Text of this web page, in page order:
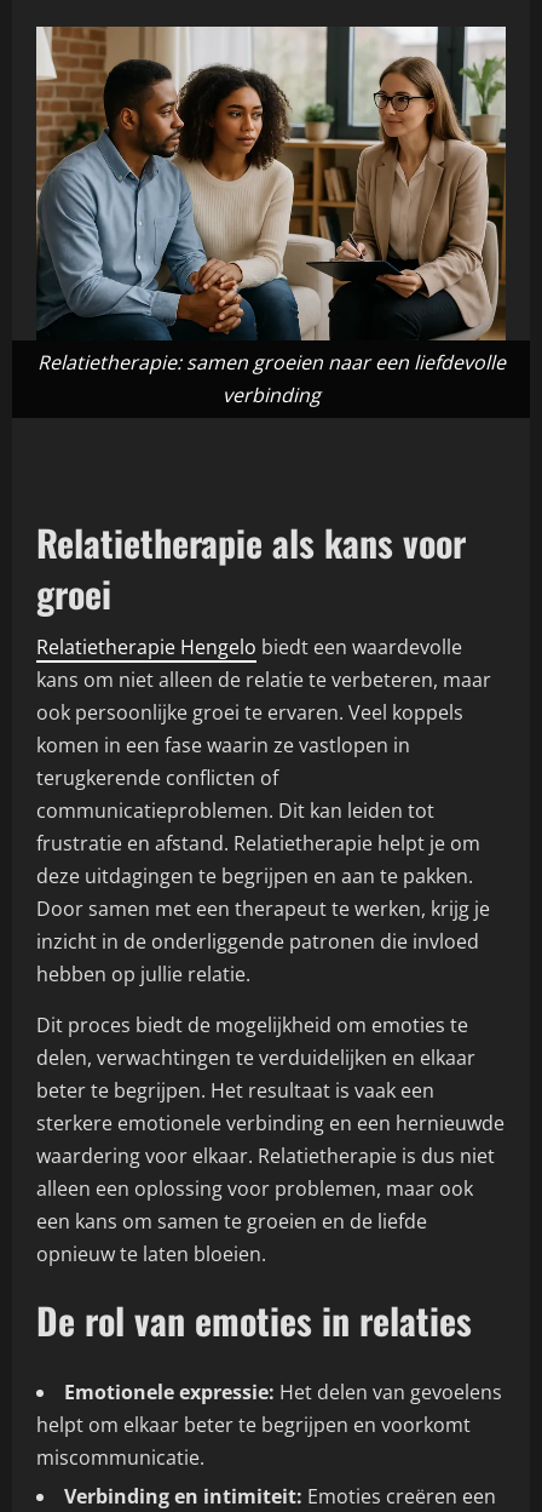
Relatietherapie: samen groeien naar een liefdevolle
verbinding
Relatietherapie als kans voor
groei
Relatietherapie Hengelo biedt een waardevolle
kans om niet alleen de relatie te verbeteren, maar
ook persoonlijke groei te ervaren. Veel koppels
komen in een fase waarin ze vastlopen in
terugkerende conflicten of
communicatieproblemen. Dit kan leiden tot
frustratie en afstand. Relatietherapie helpt je om
deze uitdagingen te begrijpen en aan te pakken.
Door samen met een therapeut te werken, krijg je
inzicht in de onderliggende patronen die invloed
hebben op jullie relatie.
Dit proces biedt de mogelijkheid om emoties te
delen, verwachtingen te verduidelijken en elkaar
beter te begrijpen. Het resultaat is vaak een
sterkere emotionele verbinding en een hernieuwde
waardering voor elkaar. Relatietherapie is dus niet
alleen een oplossing voor problemen, maar ook
een kans om samen te groeien en de liefde
opnieuw te laten bloeien.
De rol van emoties in relaties
Emotionele expressie: Het delen van gevoelens
helpt om elkaar beter te begrijpen en voorkomt
miscommunicatie.
Verbinding en intimiteit: Emoties creëren een